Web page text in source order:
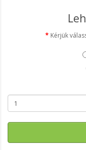
Kérjük